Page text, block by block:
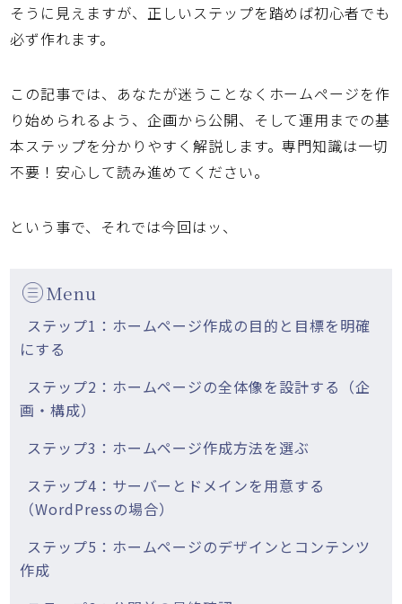
そうに見えますが、正しいステップを踏めば初心者でも
必ず作れます。
この記事では、あなたが迷うことなくホームページを作
り始められるよう、企画から公開、そして運用までの基
本ステップを分かりやすく解説 します。専門知識は一切
不要！安心して読み進めてください。
という事で、それでは今回はッ、
Menu
ステップ1：ホームページ作成の目的と目標を明確
にする
ステップ2：ホームページの全体像を設計する（企
画・構成）
ステップ3：ホームページ作成方法を選ぶ
ステップ4：サーバーとドメインを用意する
（WordPressの場合）
ステップ5：ホームページのデザインとコンテンツ
作成